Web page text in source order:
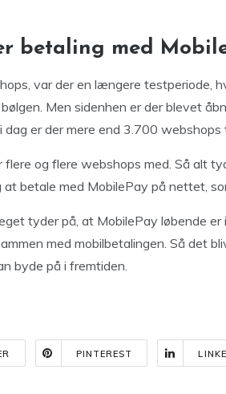
betaling med
var der en længere testperiode,
Men sidenhen er der blevet
er der mere end 3.700 webshops
og flere webshops med. Så alt
betale med MobilePay på nettet,
tyder på, at MobilePay løbende er
med mobilbetalingen. Så det
byde på i fremtiden.
PINTEREST